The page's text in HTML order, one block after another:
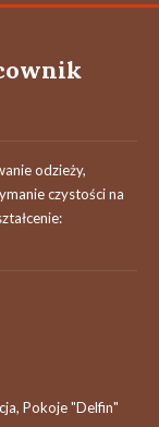
odzieży,
czystości na
Pokoje "Delfin"